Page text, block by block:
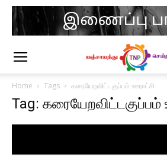
Home Tags கரையேறவிட்டகுப்பம் ஊராட்சி
Tag: கரையேறவிட்டகுப்பம்